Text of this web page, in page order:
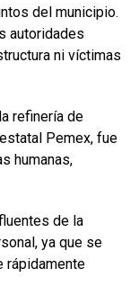
del municipio.
autoridades
ni víctimas
refinería de
Pemex, fue
humanas,
de la
ya que se
rápidamente